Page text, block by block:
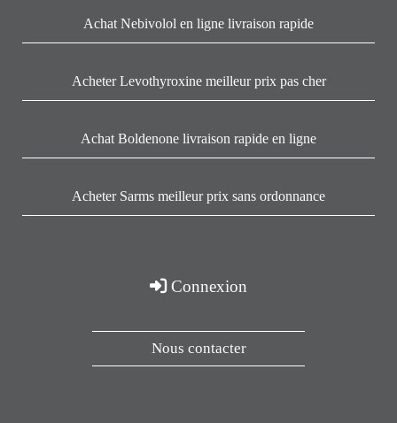
Achat Nebivolol en ligne livraison rapide
Acheter Levothyroxine meilleur prix pas cher
Achat Boldenone livraison rapide en ligne
Acheter Sarms meilleur prix sans ordonnance
Connexion
Nous contacter